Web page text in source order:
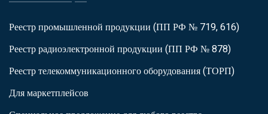
Реестр промышленной продукции (ПП РФ № 719, 616)
Реестр радиоэлектронной продукции (ПП РФ № 878)
Реестр телекоммуникационного оборудования (ТОРП)
Для маркетплейсов